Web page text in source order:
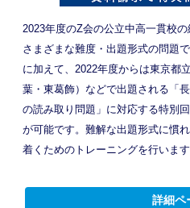
2023年度のZ会の公立中高一貫校の
さまざまな難度・出題形式の問題
に加えて、2022年度からは東京都
葉・東葛飾）などで出題される「
の読み取り問題」に対応する特別
が可能です。難解な出題形式に慣
着くためのトレーニングを行います
詳細ペ